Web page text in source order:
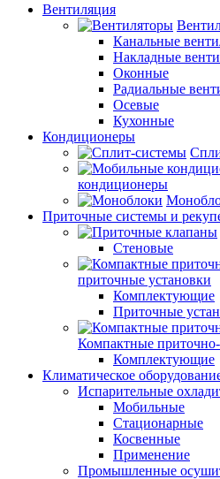
Вентиляция
Канальные
Накладные
Оконные
Радиальные
Осевые
Кухонные
Кондиционеры
кондиционеры
Приточные системы и
Стеновые
приточные установки
Комплектующие
Приточные
Компактные
Комплектующие
Климатическое
Испарительные
Мобильные
Стационарные
Косвенные
Применение
Промышленные